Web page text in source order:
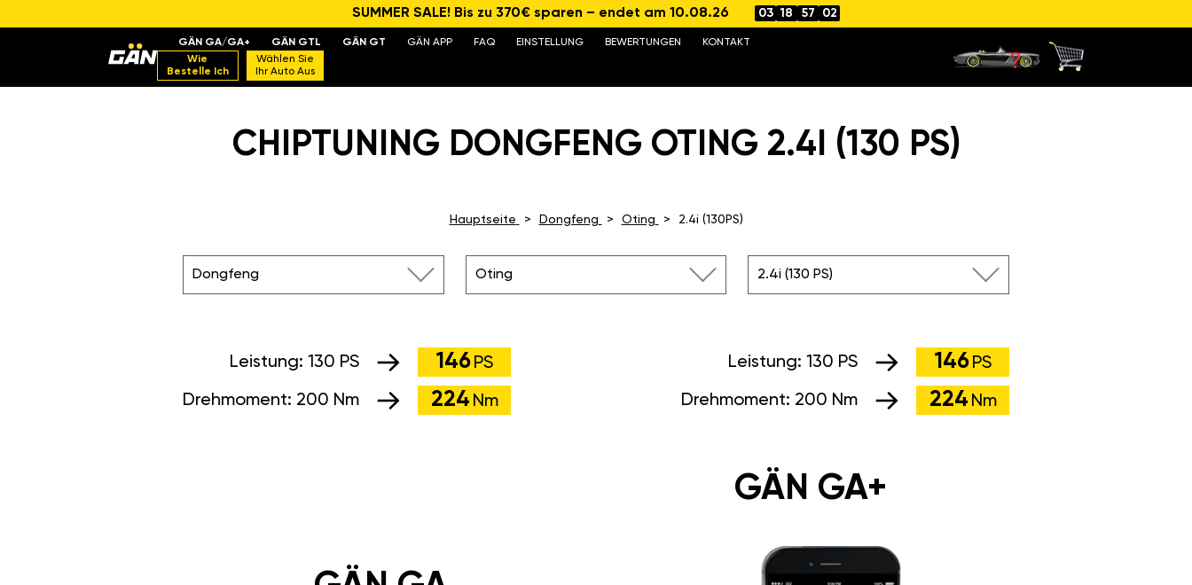
SUMMER SALE! Bis zu 370€ sparen – endet am 10.08.26 03 18 57 01
GÄN GA/GA+ GÄN GTL GÄN GT GÄN APP FAQ EINSTELLUNG BEWERTUNGEN
KONTAKT
Wie
Bestelle Ich
Wählen Sie
Ihr Auto Aus
CHIPTUNING DONGFENG OTING 2.4I (130 PS)
Hauptseite Dongfeng Oting 2.4i (130PS)
Dongfeng Oting 2.4i (130 PS)
Leistung: 130 PS 146 PS
Drehmoment: 200 Nm 224 Nm
Leistung: 130 PS 146 PS
Drehmoment: 200 Nm 224 Nm
GÄN GA+